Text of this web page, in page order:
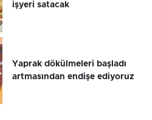
işyeri satacak
Yaprak dökülmeleri başladı
artmasından endişe ediyoruz